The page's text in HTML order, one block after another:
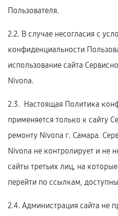
Пользователя.
2.2. В случае несогласия с
конфиденциальности
использование сайта
Nivona.
2.3. Настоящая Политика
применяется только к сайту
ремонту Nivona г. Самара.
Nivona не контролирует и не
сайты третьих лиц, на
перейти по ссылкам,
2.4. Администрация сайта не